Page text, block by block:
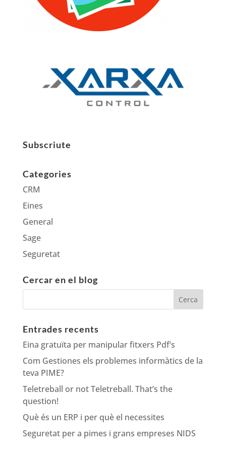
Subscriute
Categories
CRM
Eines
General
Sage
Seguretat
Cercar en el blog
Entrades recents
Eina gratuïta per manipular fitxers Pdf’s
Com Gestiones els problemes informàtics de la
teva PIME?
Teletreball or not Teletreball. That’s the
question!
Què és un ERP i per què el necessites
Seguretat per a pimes i grans empreses NIDS